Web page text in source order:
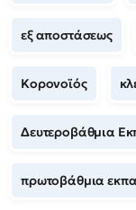
εξ αποστάσεως
Κορονοϊός
Δευτεροβάθμια
πρωτοβάθμια